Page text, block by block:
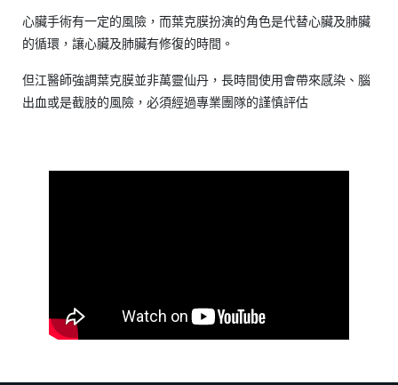
心臟手術有一定的風險，而葉克膜扮演的角色是代替心臟及肺臟
的循環，讓心臟及肺臟有修復的時間。
但江醫師強調葉克膜並非萬靈仙丹，長時間使用會帶來感染、腦
出血或是截肢的風險，必須經過專業團隊的謹慎評估